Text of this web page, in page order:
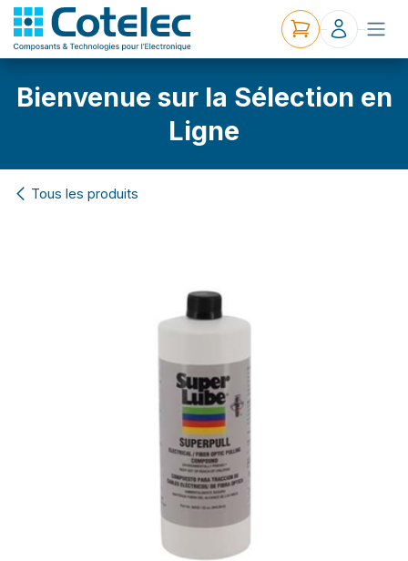
Bienvenue sur la Sélection en
Ligne
Tous les produits